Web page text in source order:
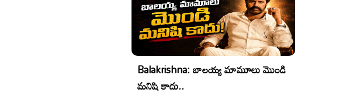
Balakrishna: బాలయ్య మామూలు మొండి
మనిషి కాదు..